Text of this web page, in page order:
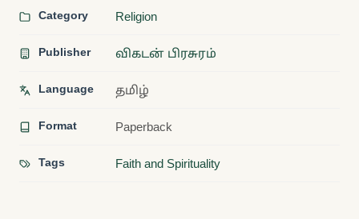
Category Religion
Publisher விகடன் பிரசுரம்
Language தமிழ்
Format Paperback
Tags Faith and Spirituality